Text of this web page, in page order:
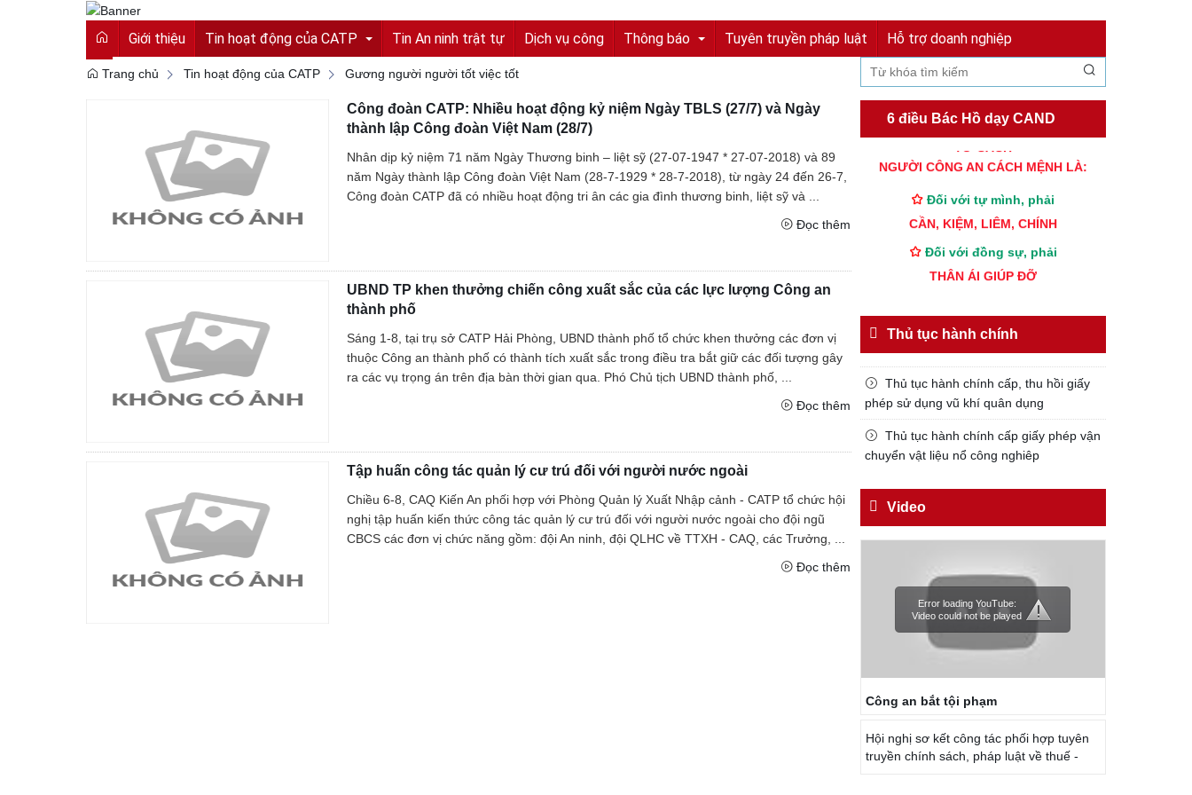
Đăng nhập Đăng ký
Giới thiệu Tin hoạt động của CATP
Hoạt động của CATP
Vì an ninh tổ quốc
Cải cách hành chính
Gương người người tốt việc tốt
Tin An ninh trật tự Dịch vụ công Thông báo
Tuyển sinh, tuyển dụng
Quyết định truy nã
Quyết định đình nã
Tin tức từ UBND tỉnh
Thông báo từ UBND tỉnh
Tuyên truyền pháp luật Hỗ trợ doanh nghiệp
Trang chủ Tin hoạt động của CATP Gương người người tốt việc tốt
Công đoàn CATP: Nhiều hoạt động kỷ niệm Ngày TBLS (27/7) và Ngày
thành lập Công đoàn Việt Nam (28/7)
Nhân dịp kỷ niệm 71 năm Ngày Thương binh – liệt sỹ (27-07-1947 * 27-07-2018) và 89
năm Ngày thành lập Công đoàn Việt Nam (28-7-1929 * 28-7-2018), từ ngày 24 đến 26-7,
Công đoàn CATP đã có nhiều hoạt động tri ân các gia đình thương binh, liệt sỹ và ...
Đọc thêm
UBND TP khen thưởng chiến công xuất sắc của các lực lượng Công an
thành phố
Sáng 1-8, tại trụ sở CATP Hải Phòng, UBND thành phố tổ chức khen thưởng các đơn vị
thuộc Công an thành phố có thành tích xuất sắc trong điều tra bắt giữ các đối tượng gây
ra các vụ trọng án trên địa bàn thời gian qua. Phó Chủ tịch UBND thành phố, ...
Đọc thêm
Tập huấn công tác quản lý cư trú đối với người nước ngoài
Chiều 6-8, CAQ Kiến An phối hợp với Phòng Quản lý Xuất Nhập cảnh - CATP tổ chức hội
nghị tập huấn kiến thức công tác quản lý cư trú đối với người nước ngoài cho đội ngũ
CBCS các đơn vị chức năng gồm: đội An ninh, đội QLHC về TTXH - CAQ, các Trưởng, ...
Đọc thêm
6 điều Bác Hồ dạy CAND
TƯ CÁCH
NGƯỜI CÔNG AN CÁCH MỆNH LÀ:
CẦN, KIỆM, LIÊM, CHÍNH
THÂN ÁI GIÚP ĐỠ
TUYỆT ĐỐI TRUNG THÀNH
KÍNH TRỌNG LỄ PHÉP
Đối với công việc, phải
TẬN TỤY
Đối với địch, phải
Trích thư Chủ tịch Hồ Chí Minh
gửi Công an Khu XII,
ngày 11 tháng 3 năm 1948.
Thủ tục hành chính
Thủ tục hành chính cấp, thu hồi giấy
phép sử dụng vũ khí quân dụng
Thủ tục hành chính cấp giấy phép vận
chuyển vật liệu nổ công nghiêp
Video
Error loading YouTube:
Video could not be played
Công an bắt tội phạm
Hội nghị sơ kết công tác phối hợp tuyên
truyền chính sách, pháp luật về thuế -